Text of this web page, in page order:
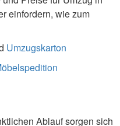
einfordern, wie zum
Umzugskarton
Ablauf sorgen sich